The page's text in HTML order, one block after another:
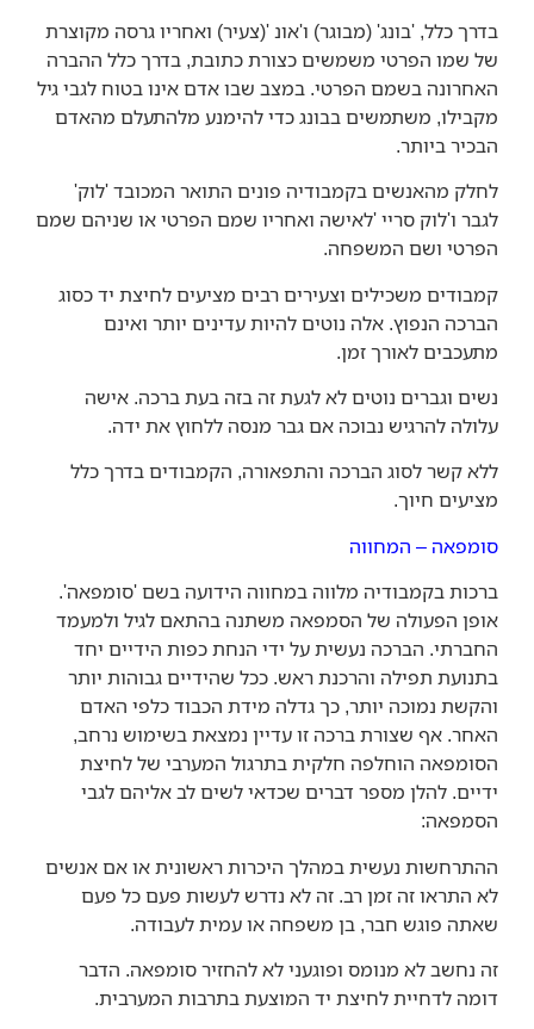
בדרך כלל, 'בונג' (מבוגר) ו'אונ '(צעיר) ואחריו גרסה מקוצרת
של שמו הפרטי משמשים כצורת כתובת, בדרך כלל ההברה
האחרונה בשמם הפרטי. במצב שבו אדם אינו בטוח לגבי גיל
מקבילו, משתמשים בבונג כדי להימנע מלהתעלם מהאדם
הבכיר ביותר.
לחלק מהאנשים בקמבודיה פונים התואר המכובד 'לוק'
לגבר ו'לוק סריי 'לאישה ואחריו שמם הפרטי או שניהם שמם
הפרטי ושם המשפחה.
קמבודים משכילים וצעירים רבים מציעים לחיצת יד כסוג
הברכה הנפוץ. אלה נוטים להיות עדינים יותר ואינם
מתעכבים לאורך זמן.
נשים וגברים נוטים לא לגעת זה בזה בעת ברכה. אישה
עלולה להרגיש נבוכה אם גבר מנסה ללחוץ את ידה.
ללא קשר לסוג הברכה והתפאורה, הקמבודים בדרך כלל
מציעים חיוך.
סומפאה – המחווה
ברכות בקמבודיה מלווה במחווה הידועה בשם 'סומפאה'.
אופן הפעולה של הסמפאה משתנה בהתאם לגיל ולמעמד
החברתי. הברכה נעשית על ידי הנחת כפות הידיים יחד
בתנועת תפילה והרכנת ראש. ככל שהידיים גבוהות יותר
והקשת נמוכה יותר, כך גדלה מידת הכבוד כלפי האדם
האחר. אף שצורת ברכה זו עדיין נמצאת בשימוש נרחב,
הסומפאה הוחלפה חלקית בתרגול המערבי של לחיצת
ידיים. להלן מספר דברים שכדאי לשים לב אליהם לגבי
הסמפאה:
ההתרחשות נעשית במהלך היכרות ראשונית או אם אנשים
לא התראו זה זמן רב. זה לא נדרש לעשות פעם כל פעם
שאתה פוגש חבר, בן משפחה או עמית לעבודה.
זה נחשב לא מנומס ופוגעני לא להחזיר סומפאה. הדבר
דומה לדחיית לחיצת יד המוצעת בתרבות המערבית.